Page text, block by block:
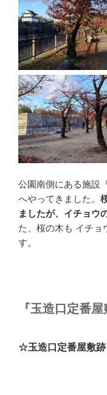
公園南側にある施設
へやってきました。
ましたが、イチョウ
た、桜の木も イチョ
す。
『玉造口定番
☆玉造口定番屋敷跡